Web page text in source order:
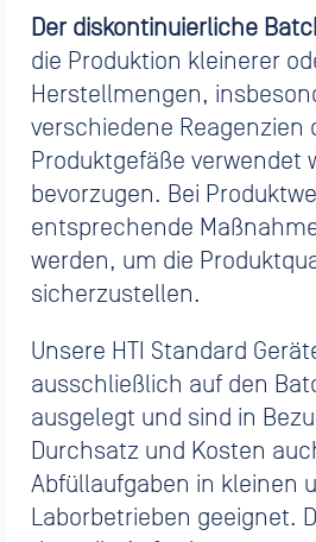
Der diskontinuierliche
die Produktion kleinerer
Herstellmengen,
verschiedene Reagenzien
Produktgefäße verwendet
bevorzugen. Bei
entsprechende
werden, um die
sicherzustellen.
Unsere HTI Standard
ausschließlich auf den
ausgelegt und sind in
Durchsatz und Kosten
Abfüllaufgaben in kleinen
Laborbetrieben geeignet.